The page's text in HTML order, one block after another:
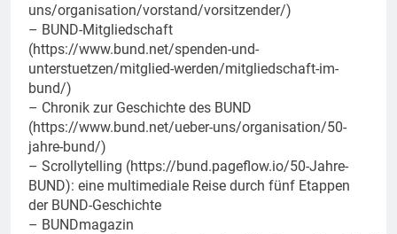
uns/organisation/vorstand/vorsitzender/)
– BUND-Mitgliedschaft
(https://www.bund.net/spenden-und-
unterstuetzen/mitglied-werden/mitgliedschaft-im-
bund/)
– Chronik zur Geschichte des BUND
(https://www.bund.net/ueber-uns/organisation/50-
jahre-bund/)
– Scrollytelling (https://bund.pageflow.io/50-Jahre-
BUND): eine multimediale Reise durch fünf Etappen
der BUND-Geschichte
– BUNDmagazin